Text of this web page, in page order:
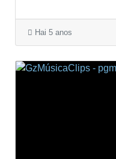
Hai 5 anos